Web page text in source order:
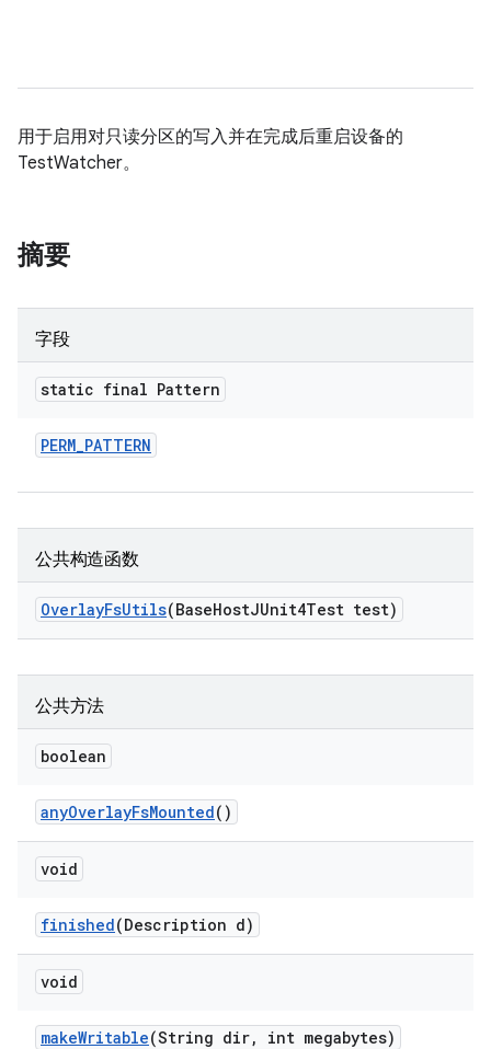
用于启用对只读分区的写入并在完成后重启设备的
TestWatcher。
摘要
字段
static final Pattern
PERM_PATTERN
公共构造函数
OverlayFsUtils(BaseHostJUnit4Test test)
公共方法
boolean
anyOverlayFsMounted()
void
finished(Description d)
void
makeWritable(String dir, int megabytes)